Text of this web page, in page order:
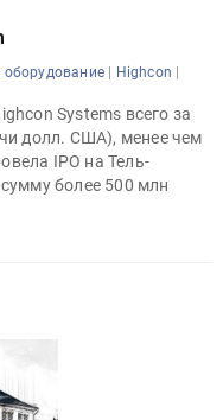
оборудование | Highcon |
Systems всего за
долл. США), менее чем
IPO на Тель-
более 500 млн